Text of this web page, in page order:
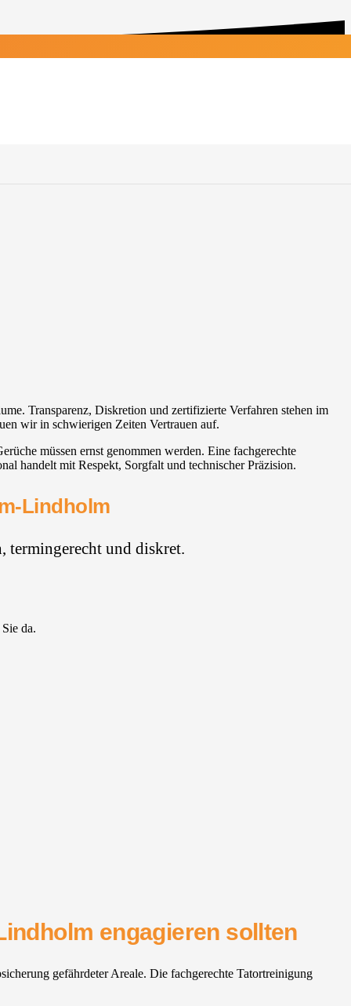
Transparenz, Diskretion und zertifizierte Verfahren stehen im
wir in schwierigen Zeiten Vertrauen auf.
müssen ernst genommen werden. Eine fachgerechte
handelt mit Respekt, Sorgfalt und technischer Präzision.
Lindholm
termingerecht und diskret.
da.
engagieren sollten
gefährdeter Areale. Die fachgerechte Tatortreinigung